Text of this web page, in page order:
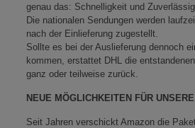
genau das: Schnelligkeit und
Die nationalen Sendungen werden
nach der Einlieferung zugestellt.
Sollte es bei der Auslieferung dennoch
kommen, erstattet DHL die
ganz oder teilweise zurück.
NEUE MÖGLICHKEITEN FÜR
Seit Jahren verschickt Amazon die